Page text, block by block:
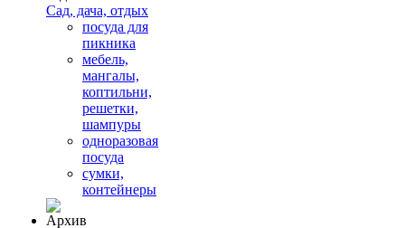
Сад, дача, отдых
посуда для
пикника
мебель,
мангалы,
коптильни,
решетки,
шампуры
одноразовая
посуда
сумки,
контейнеры